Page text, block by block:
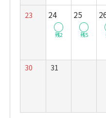
23 24
○
残2
25
○
残5
30 31